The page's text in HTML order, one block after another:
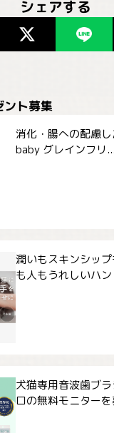
シェアする
ト募集
消化・腸への配慮
baby グレインフリ...
潤いもスキンシッ
も人もうれしいハ
犬猫専用音波歯ブ
ロの無料モニター